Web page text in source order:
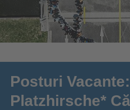
Posturi Vacante:
Platzhirsche*